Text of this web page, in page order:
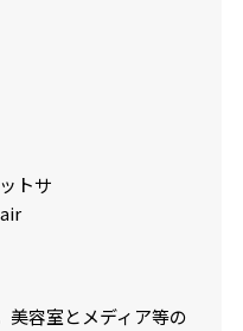
トサ
容室とメディア等の